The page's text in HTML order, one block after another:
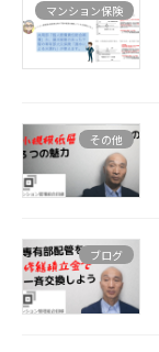
マンション保険
その他
ブログ